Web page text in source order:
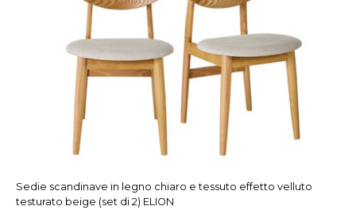
Sedie scandinave in legno chiaro e tessuto effetto velluto
testurato beige (set di 2) ELION